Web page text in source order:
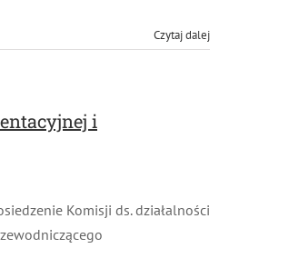
Czytaj dalej
i
Komisji ds. działalności